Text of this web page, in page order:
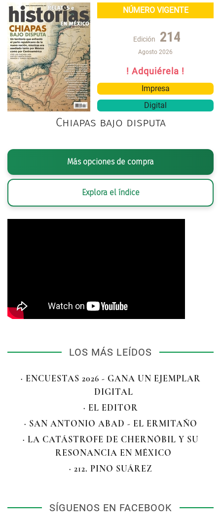
NÚMERO VIGENTE
Edición 214
Agosto 2026
! Adquiérela !
Impresa
Digital
Chiapas bajo disputa
Más opciones de compra
Explora el índice
LOS MÁS LEÍDOS
· ENCUESTAS 2026 - GANA UN EJEMPLAR
DIGITAL
· EL EDITOR
· SAN ANTONIO ABAD - EL ERMITAÑO
· LA CATÁSTROFE DE CHERNÓBIL Y SU
RESONANCIA EN MÉXICO
· 212. PINO SUÁREZ
SÍGUENOS EN FACEBOOK